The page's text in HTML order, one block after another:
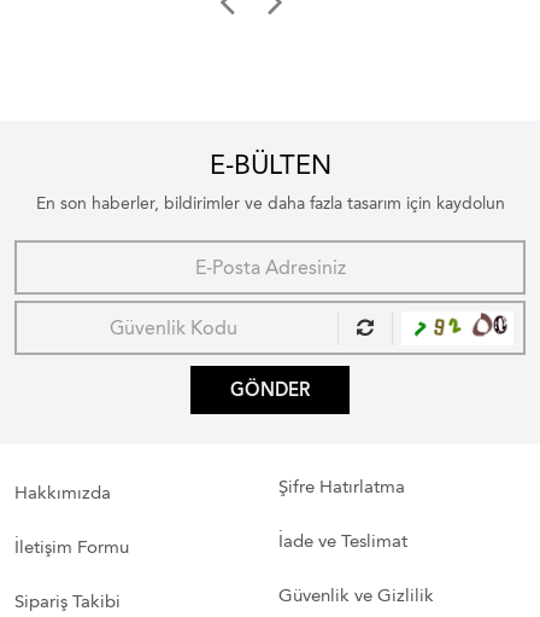
E-BÜLTEN
En son haberler, bildirimler ve daha fazla tasarım için kaydolun
GÖNDER
Hakkımızda
İletişim Formu
Sipariş Takibi
Şifre Hatırlatma
İade ve Teslimat
Güvenlik ve Gizlilik